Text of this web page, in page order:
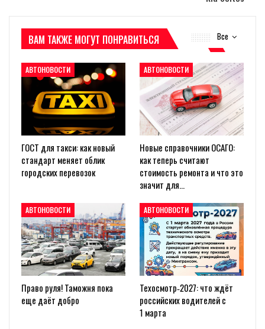
Все
ВАМ ТАКЖЕ МОГУТ ПОНРАВИТЬСЯ
АВТОНОВОСТИ
ГОСТ для такси: как новый
стандарт меняет облик
городских перевозок
АВТОНОВОСТИ
Новые справочники ОСАГО:
как теперь считают
стоимость ремонта и что это
значит для…
АВТОНОВОСТИ
Право руля! Таможня пока
еще даёт добро
АВТОНОВОСТИ
Техосмотр‑2027: что ждёт
российских водителей с
1 марта